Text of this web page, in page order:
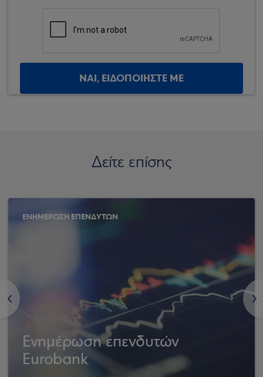
ΝΑΙ, ΕΙΔΟΠΟΙΗΣΤΕ ΜΕ
Δείτε επίσης
<
ΕΝΗΜΕΡΩΣΗ ΕΠΕΝΔΥΤΩΝ
Ενημέρωση επενδυτών
Eurobank
>